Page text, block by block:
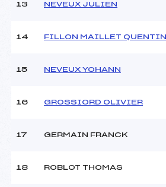
13 NEVEUX JULIEN
14 FILLON MAILLET QUENTIN
15 NEVEUX YOHANN
16 GROSSIORD OLIVIER
17 GERMAIN FRANCK
18 ROBLOT THOMAS